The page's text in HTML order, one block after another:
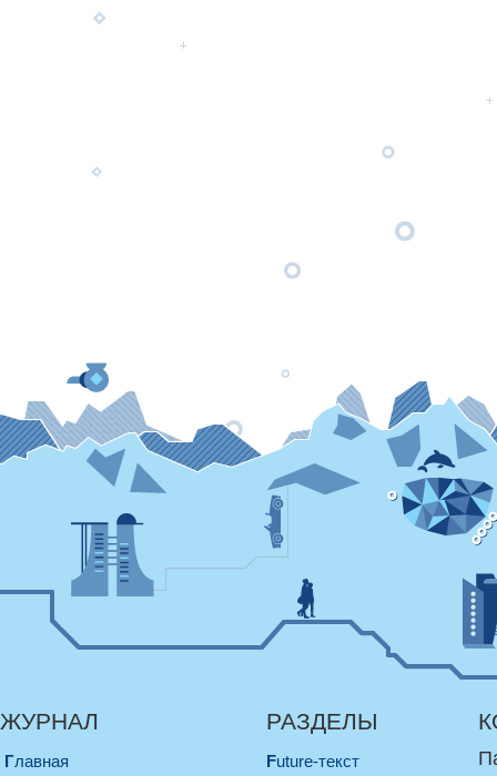
ЖУРНАЛ
Главная
РАЗДЕЛЫ
Future-текст